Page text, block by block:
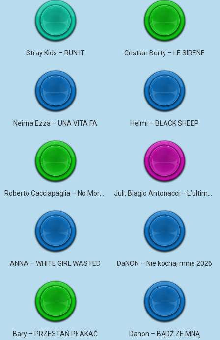
Stray Kids – RUN IT Cristian Berty – LE SIRENE
Neima Ezza – UNA VITA FA Helmi – BLACK SHEEP
Roberto Cacciapaglia – No More Violence
ANNA – WHITE GIRL WASTED DaNON – Nie kochaj mnie 2026
Bary – PRZESTAŃ PŁAKAĆ Danon – BĄDŹ ZE MNĄ